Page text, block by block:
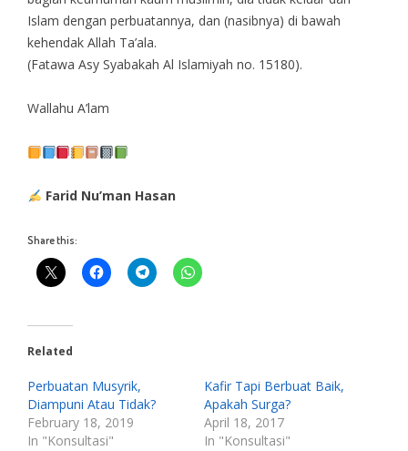
Islam dengan perbuatannya, dan (nasibnya) di bawah
kehendak Allah Ta’ala.
(Fatawa Asy Syabakah Al Islamiyah no. 15180).
Wallahu A’lam
Farid Nu’man Hasan
Share this:
Related
Perbuatan Musyrik,
Diampuni Atau Tidak?
February 18, 2019
In "Konsultasi"
Kafir Tapi Berbuat Baik,
Apakah Surga?
April 18, 2017
In "Konsultasi"